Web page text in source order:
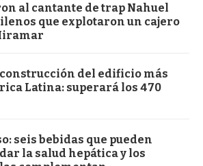
al cantante de trap Nahuel
que explotaron un cajero
del edificio más
Latina: superará los 470
seis bebidas que pueden
la salud hepática y los